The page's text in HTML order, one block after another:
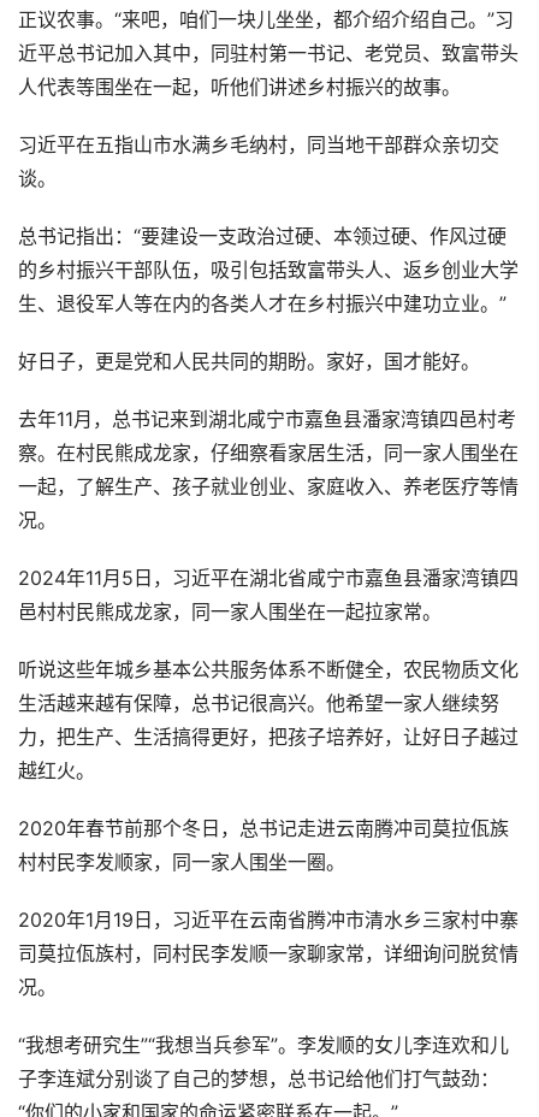
正议农事。“来吧，咱们一块儿坐坐，都介绍介绍自己。”习
近平总书记加入其中，同驻村第一书记、老党员、致富带头
人代表等围坐在一起，听他们讲述乡村振兴的故事。
习近平在五指山市水满乡毛纳村，同当地干部群众亲切交
谈。
总书记指出：“要建设一支政治过硬、本领过硬、作风过硬
的乡村振兴干部队伍，吸引包括致富带头人、返乡创业大学
生、退役军人等在内的各类人才在乡村振兴中建功立业。”
好日子，更是党和人民共同的期盼。家好，国才能好。
去年11月，总书记来到湖北咸宁市嘉鱼县潘家湾镇四邑村考
察。在村民熊成龙家，仔细察看家居生活，同一家人围坐在
一起，了解生产、孩子就业创业、家庭收入、养老医疗等情
况。
2024年11月5日，习近平在湖北省咸宁市嘉鱼县潘家湾镇四
邑村村民熊成龙家，同一家人围坐在一起拉家常。
听说这些年城乡基本公共服务体系不断健全，农民物质文化
生活越来越有保障，总书记很高兴。他希望一家人继续努
力，把生产、生活搞得更好，把孩子培养好，让好日子越过
越红火。
2020年春节前那个冬日，总书记走进云南腾冲司莫拉佤族
村村民李发顺家，同一家人围坐一圈。
2020年1月19日，习近平在云南省腾冲市清水乡三家村中寨
司莫拉佤族村，同村民李发顺一家聊家常，详细询问脱贫情
况。
“我想考研究生”“我想当兵参军”。李发顺的女儿李连欢和儿
子李连斌分别谈了自己的梦想，总书记给他们打气鼓劲：